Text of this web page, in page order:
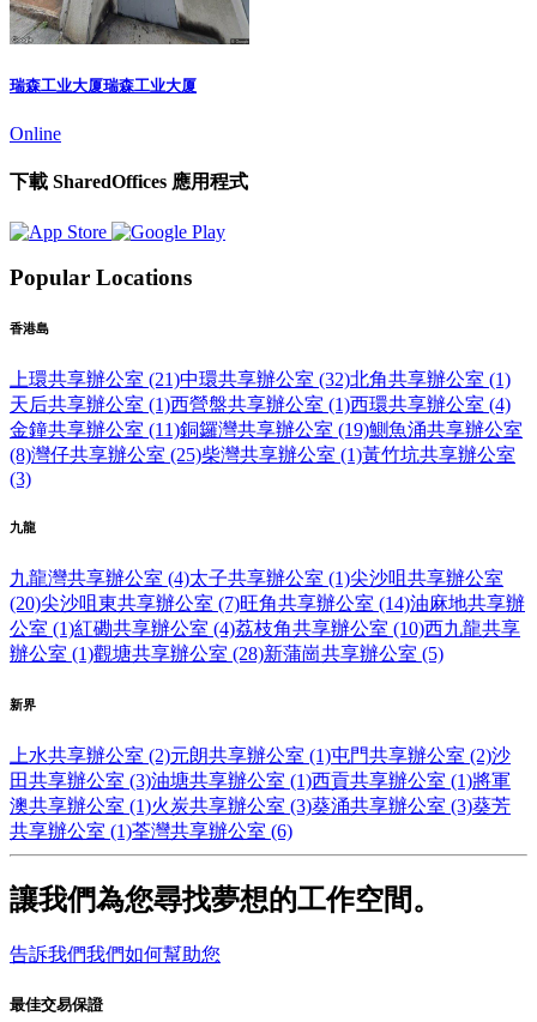
瑞森工业大厦瑞森工业大厦
Online
下載 SharedOffices 應用程式
Popular Locations
香港島
上環共享辦公室 (21)中環共享辦公室 (32)北角共享辦公室 (1)
天后共享辦公室 (1)西營盤共享辦公室 (1)西環共享辦公室 (4)
金鐘共享辦公室 (11)銅鑼灣共享辦公室 (19)鰂魚涌共享辦公室
(8)灣仔共享辦公室 (25)柴灣共享辦公室 (1)黃竹坑共享辦公室
(3)
九龍
九龍灣共享辦公室 (4)太子共享辦公室 (1)尖沙咀共享辦公室
(20)尖沙咀東共享辦公室 (7)旺角共享辦公室 (14)油麻地共享辦
公室 (1)紅磡共享辦公室 (4)荔枝角共享辦公室 (10)西九龍共享
辦公室 (1)觀塘共享辦公室 (28)新蒲崗共享辦公室 (5)
新界
上水共享辦公室 (2)元朗共享辦公室 (1)屯門共享辦公室 (2)沙
田共享辦公室 (3)油塘共享辦公室 (1)西貢共享辦公室 (1)將軍
澳共享辦公室 (1)火炭共享辦公室 (3)葵涌共享辦公室 (3)葵芳
共享辦公室 (1)荃灣共享辦公室 (6)
讓我們為您尋找夢想的工作空間。
告訴我們我們如何幫助您
最佳交易保證